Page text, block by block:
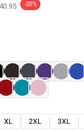
-20%
XL 2XL 3XL